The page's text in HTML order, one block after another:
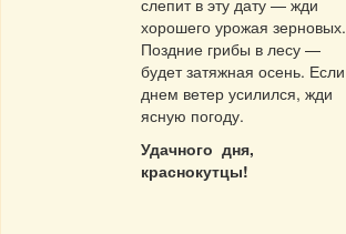
слепит в эту дату — жди
хорошего урожая зерновых.
Поздние грибы в лесу —
будет затяжная осень. Если
днем ветер усилился, жди
ясную погоду.
Удачного дня,
краснокутцы!